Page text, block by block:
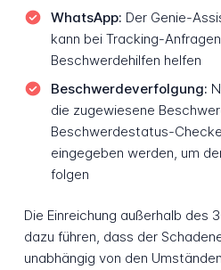
WhatsApp: Der Genie-
kann bei Tracking-
Beschwerdehilfen helfen
Beschwerdeverfolgung:
die zugewiesene
Beschwerdestatus-
eingegeben werden, um
folgen
Die Einreichung außerhalb des
dazu führen, dass der
unabhängig von den